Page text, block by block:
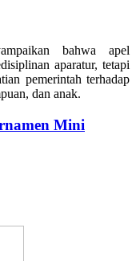
bahwa apel
aparatur, tetapi
pemerintah terhadap
dan anak.
Mini